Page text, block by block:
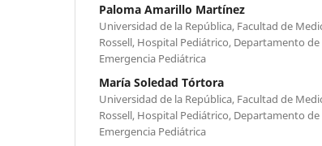
Paloma Amarillo Martínez
Universidad de la República, Facultad de
Rossell, Hospital Pediátrico, Departamento
Emergencia Pediátrica
María Soledad Tórtora
Universidad de la República, Facultad de
Rossell, Hospital Pediátrico, Departamento
Emergencia Pediátrica